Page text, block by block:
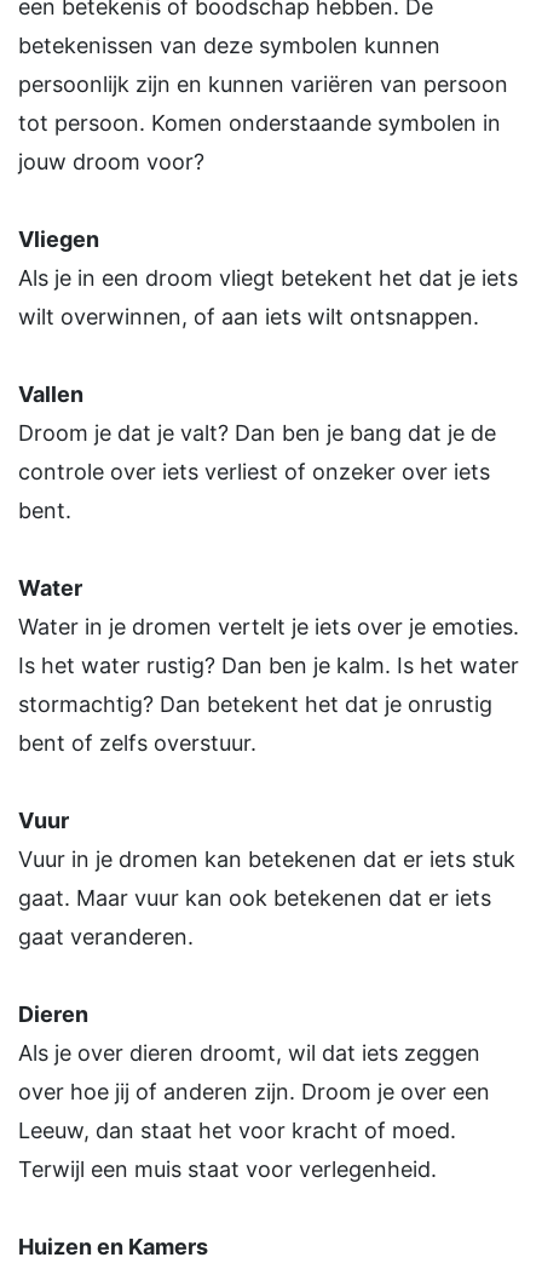
een betekenis of boodschap hebben. De
betekenissen van deze symbolen kunnen
persoonlijk zijn en kunnen variëren van persoon
tot persoon. Komen onderstaande symbolen in
jouw droom voor?
Vliegen
Als je in een droom vliegt betekent het dat je iets
wilt overwinnen, of aan iets wilt ontsnappen.
Vallen
Droom je dat je valt? Dan ben je bang dat je de
controle over iets verliest of onzeker over iets
bent.
Water
Water in je dromen vertelt je iets over je emoties.
Is het water rustig? Dan ben je kalm. Is het water
stormachtig? Dan betekent het dat je onrustig
bent of zelfs overstuur.
Vuur
Vuur in je dromen kan betekenen dat er iets stuk
gaat. Maar vuur kan ook betekenen dat er iets
gaat veranderen.
Dieren
Als je over dieren droomt, wil dat iets zeggen
over hoe jij of anderen zijn. Droom je over een
Leeuw, dan staat het voor kracht of moed.
Terwijl een muis staat voor verlegenheid.
Huizen en Kamers